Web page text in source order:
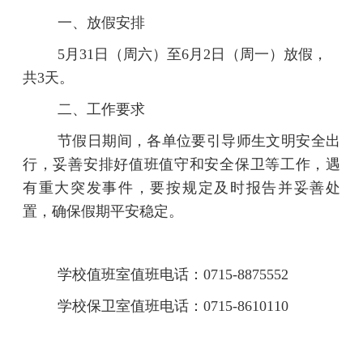
一、放假安排
5月31日（周六）至6月2日（周一 ）放假，
共3天。
二、工作要求
节假日期间，各单位要引导师生文明安全出
行，妥善安排好值班值守和安全保卫等工作，遇
有重大突发事件，要按规定及时报告并妥善处
置，确保假期平安稳定。
学校值班室值班电话： 0715-8875552
学校保卫室值班电话：0715-8610110